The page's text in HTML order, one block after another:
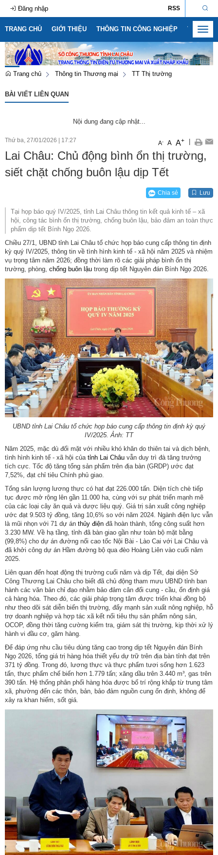
RSS
Đăng nhập
TRANG CHỦ GIỚI THIỆU THÔNG TIN CÔNG NGHIỆP THÔNG
Trang chủ Thông tin Thương mại TT Thị trường
BÀI VIẾT LIÊN QUAN
Nội dung đang cập nhật...
Thứ ba, 27/01/2026 17:27 A- A A+
Lai Châu: Chủ động bình ổn thị trường,
siết chặt chống buôn lậu dịp Tết
Chia sẻ Lưu
Tại họp báo quý IV/2025, tỉnh Lai Châu thông tin kết quả kinh tế – xã
hội, công tác bình ổn thị trường, chống buôn lậu, bảo đảm an toàn thực
phẩm dịp tết Bính Ngọ 2026.
Chiều 27/1, UBND tỉnh Lai Châu tổ chức họp báo cung cấp thông tin định
kỳ quý IV/2025, thông tin về tình hình kinh tế - xã hội năm 2025 và nhiệm
vụ trọng tâm năm 2026; đồng thời làm rõ các giải pháp bình ổn thị
trường, phòng, chống buôn lậu trong dịp tết Nguyên đán Bính Ngọ 2026.
UBND tỉnh Lai Châu tổ chức họp báo cung cấp thông tin định kỳ quý
IV/2025. Ảnh: TT
Năm 2025, mặc dù đối mặt với nhiều khó khăn do thiên tai và dịch bệnh,
tình hình kinh tế - xã hội của tỉnh Lai Châu vẫn duy trì đà tăng trưởng
tích cực. Tốc độ tăng tổng sản phẩm trên địa bàn (GRDP) ước đạt
7,52%, đạt chỉ tiêu Chính phủ giao.
Tổng sản lượng lương thực có hạt đạt 226.000 tấn. Diện tích chè tiếp
tục được mở rộng lên gần 11.000 ha, cùng với sự phát triển mạnh mẽ
của các loại cây ăn quả và dược liệu quý. Giá trị sản xuất công nghiệp
ước đạt 9.503 tỷ đồng, tăng 10,6% so với năm 2024. Ngành điện lực vẫn
là mũi nhọn với 71 dự án thủy điện đã hoàn thành, tổng công suất hơn
3.230 MW. Về hạ tầng, tỉnh đã bàn giao gần như toàn bộ mặt bằng
(99,8%) cho dự án đường nối cao tốc Nội Bài - Lào Cai với Lai Châu và
đã khởi công dự án Hầm đường bộ qua đèo Hoàng Liên vào cuối năm
2025.
Liên quan đến hoạt động thị trường cuối năm và dịp Tết, đại diện Sở
Công Thương Lai Châu cho biết đã chủ động tham mưu UBND tỉnh ban
hành các văn bản chỉ đạo nhằm bảo đảm cân đối cung - cầu, ổn định giá
cả hàng hóa. Theo đó, các giải pháp trọng tâm được triển khai đồng bộ
như theo dõi sát diễn biến thị trường, đẩy mạnh sản xuất nông nghiệp, hỗ
trợ doanh nghiệp và hợp tác xã kết nối tiêu thụ sản phẩm nông sản,
OCOP, đồng thời tăng cường kiểm tra, giám sát thị trường, kịp thời xử lý
hành vi đầu cơ, găm hàng.
Để đáp ứng nhu cầu tiêu dùng tăng cao trong dịp tết Nguyên đán Bính
Ngọ 2026, tổng giá trị hàng hóa thiết yếu dự trữ trên địa bàn tỉnh đạt trên
371 tỷ đồng. Trong đó, lương thực và thực phẩm tươi sống hơn 1.623
tấn, thực phẩm chế biến hơn 1.779 tấn; xăng dầu trên 3.440 m³, gas trên
390 tấn. Hệ thống phân phối hàng hóa được bố trí rộng khắp từ trung tâm
xã, phường đến các thôn, bản, bảo đảm nguồn cung ổn định, không để
xảy ra khan hiếm, sốt giá.